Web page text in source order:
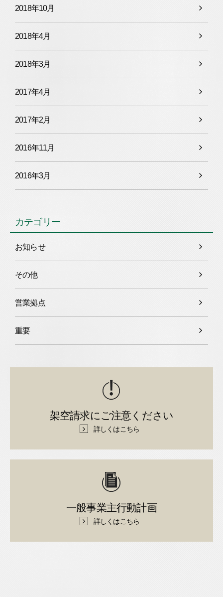
2018年10月
2018年4月
2018年3月
2017年4月
2017年2月
2016年11月
2016年3月
カテゴリー
お知らせ
その他
営業拠点
重要
架空請求にご注意ください
詳しくはこちら
一般事業主行動計画
詳しくはこちら